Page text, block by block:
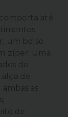
até
um bolso
zíper. Uma
de
de
as
de